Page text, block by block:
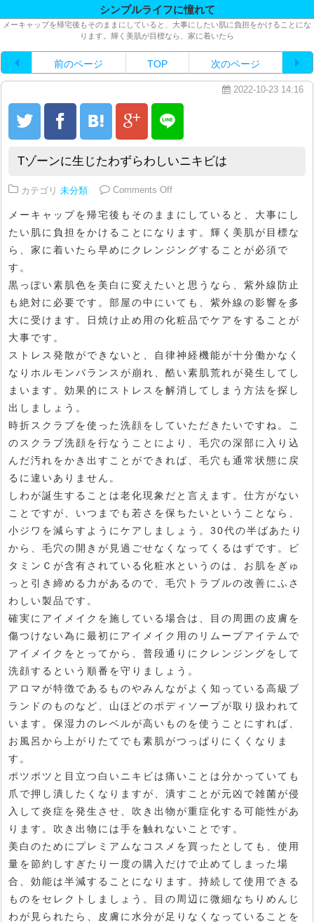
シンプルライフに憧れて
メーキャップを帰宅後もそのままにしていると、大事にしたい肌に負担をかけることにな
ります。輝く美肌が目標なら、家に着いたら
前のページ TOP 次のページ
2022-10-23 14:16
Tゾーンに生じたわずらわしいニキビは
カテゴリ 未分類 Comments Offon Tゾーンに生じたわずらわしい
メーキャップを帰宅後もそのままにしていると、大事にし
たい肌に負担をかけることになります。輝く美肌が目標な
ら、家に着いたら早めにクレンジングすることが必須で
す。
黒っぽい素肌色を美白に変えたいと思うなら、紫外線防止
も絶対に必要です。部屋の中にいても、紫外線の影響を多
大に受けます。日焼け止め用の化粧品でケアをすることが
大事です。
ストレス発散ができないと、自律神経機能が十分働かなく
なりホルモンバランスが崩れ、酷い素肌荒れが発生してし
まいます。効果的にストレスを解消してしまう方法を探し
出しましょう。
時折スクラブを使った洗顔をしていただきたいですね。こ
のスクラブ洗顔を行なうことにより、毛穴の深部に入り込
んだ汚れをかき出すことができれば、毛穴も通常状態に戻
るに違いありません。
しわが誕生することは老化現象だと言えます。仕方がない
ことですが、いつまでも若さを保ちたいということなら、
小ジワを減らすようにケアしましょう。30代の半ばあたり
から、毛穴の開きが見過ごせなくなってくるはずです。ビ
タミンＣが含有されている化粧水というのは、お肌をぎゅ
っと引き締める力があるので、毛穴トラブルの改善にふさ
わしい製品です。
確実にアイメイクを施している場合は、目の周囲の皮膚を
傷つけない為に最初にアイメイク用のリムーブアイテムで
アイメイクをとってから、普段通りにクレンジングをして
洗顔するという順番を守りましょう。
アロマが特徴であるものやみんながよく知っている高級ブ
ランドのものなど、山ほどのボディソープが取り扱われて
います。保湿力のレベルが高いものを使うことにすれば、
お風呂から上がりたてでも素肌がつっぱりにくくなりま
す。
ポツポツと目立つ白いニキビは痛いことは分かっていても
爪で押し潰したくなりますが、潰すことが元凶で雑菌が侵
入して炎症を発生させ、吹き出物が重症化する可能性があ
ります。吹き出物には手を触れないことです。
美白のためにプレミアムなコスメを買ったとしても、使用
量を節約しすぎたり一度の購入だけで止めてしまった場
合、効能は半減することになります。持続して使用できる
ものをセレクトしましょう。目の周辺に微細なちりめんじ
わが見られたら、皮膚に水分が足りなくなっていることを